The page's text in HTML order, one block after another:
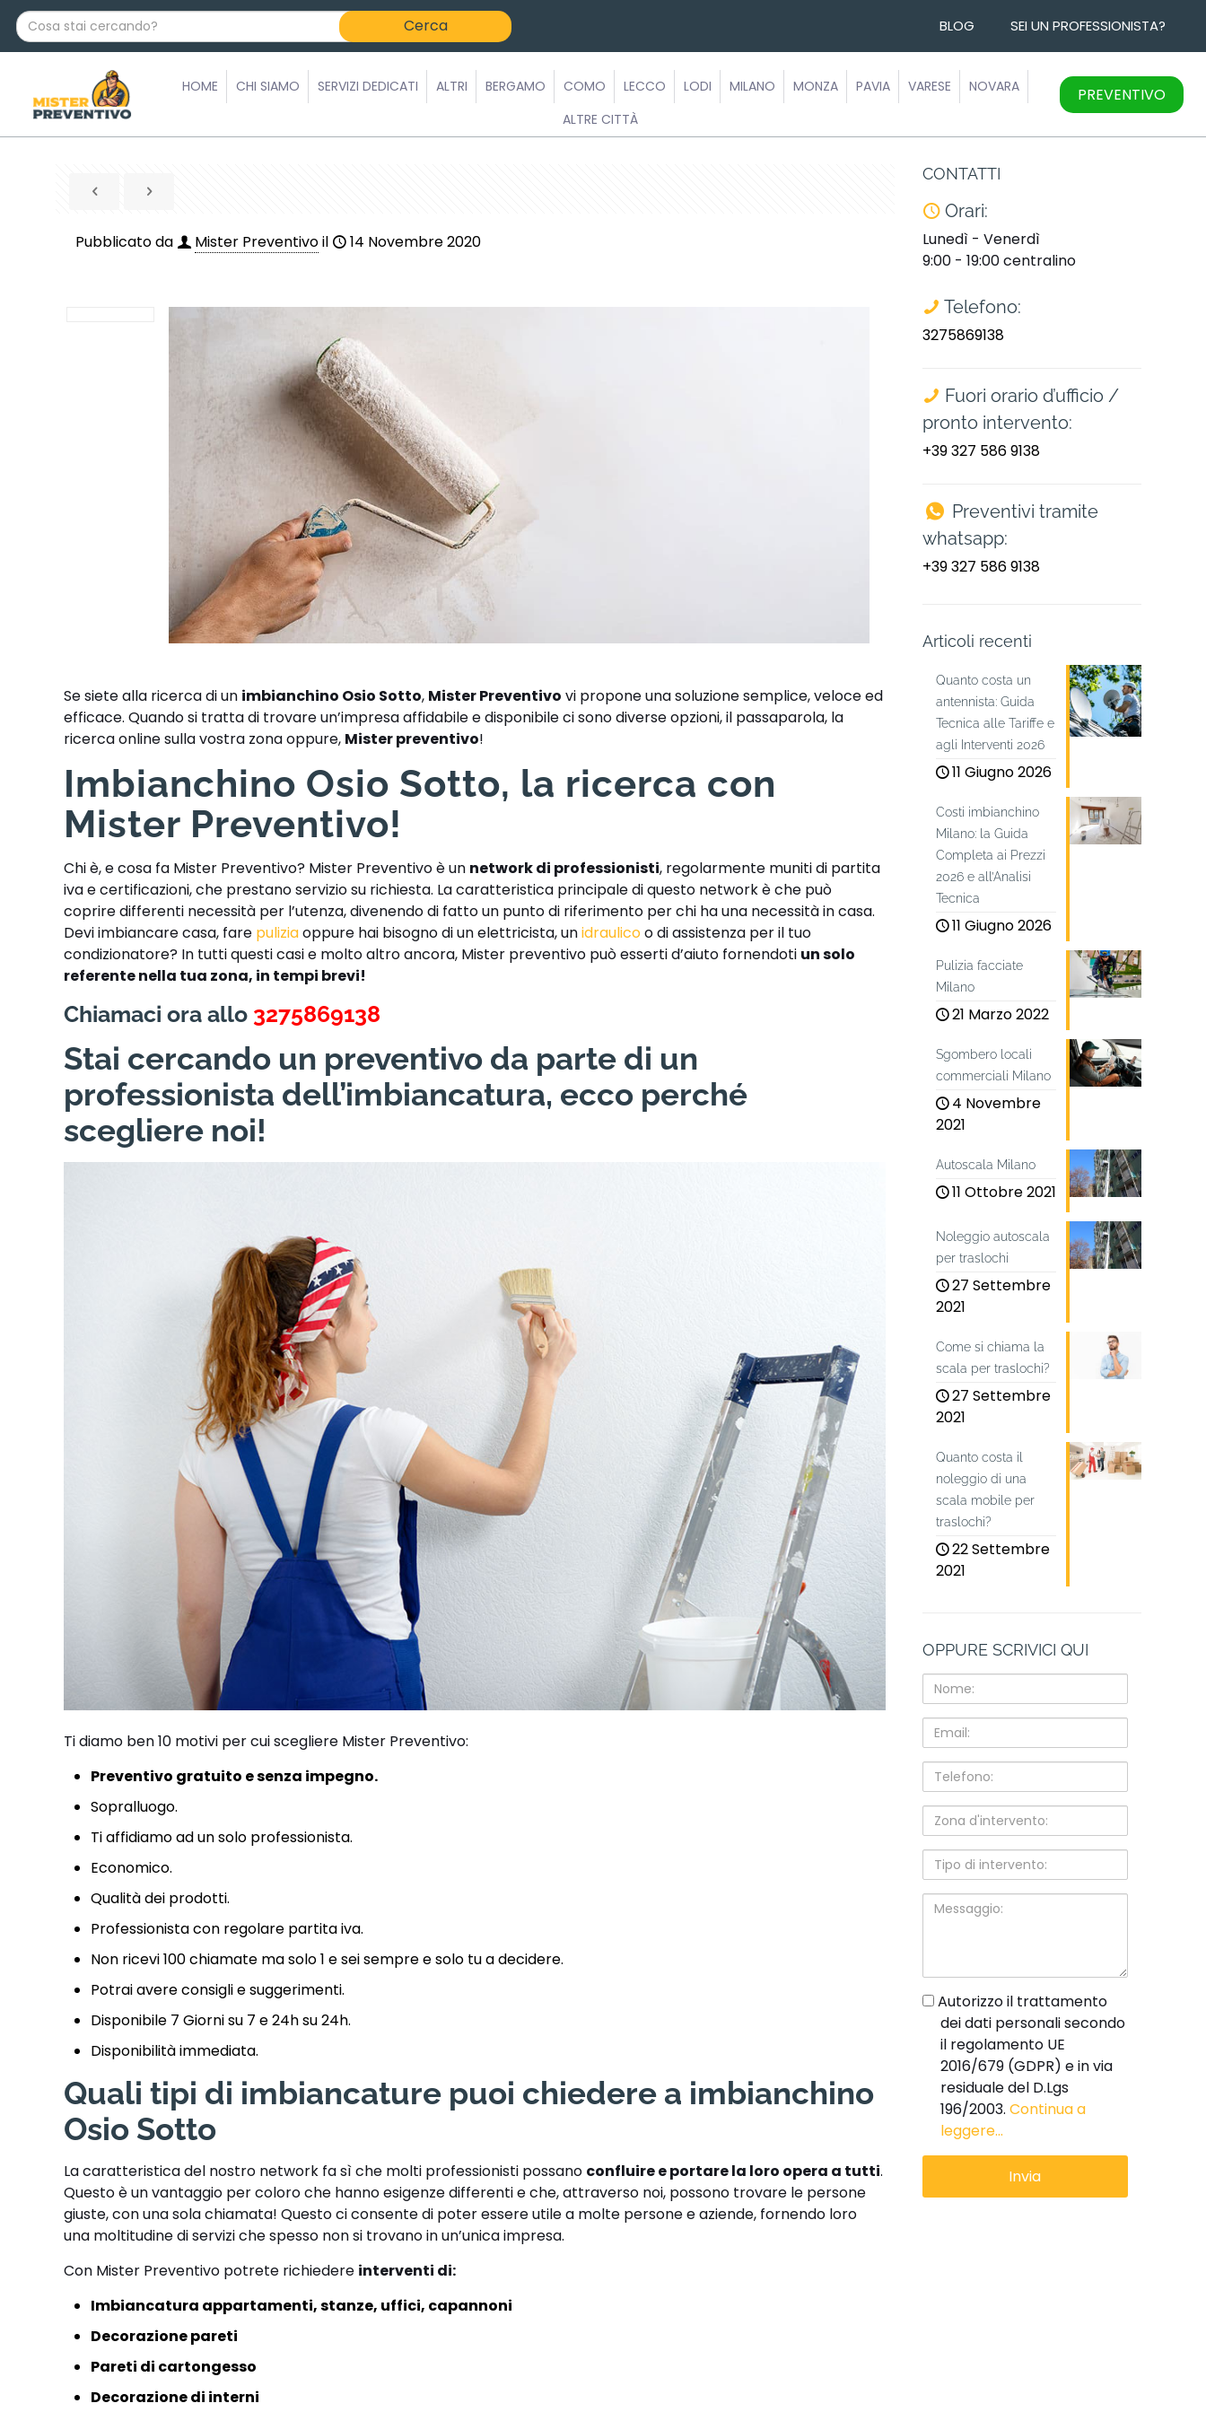
C
o
BLOG SEI UN PROFESSIONISTA?
HOME CHI SIAMO SERVIZI DEDICATI ALTRI BERGAMO COMO LECCO LODI MILANO MONZA PAVIA VARESE
NOVARA
ALTRE CITTÀ
PREVENTIVO
Pubblicato da Mister Preventivoil 14 Novembre 2020
Se siete alla ricerca di un imbianchino Osio Sotto, Mister Preventivo vi propone una soluzione semplice, veloce ed
efficace. Quando si tratta di trovare un’impresa affidabile e disponibile ci sono diverse opzioni, il passaparola, la
ricerca online sulla vostra zona oppure, Mister preventivo!
Imbianchino Osio Sotto, la ricerca con
Mister Preventivo!
Chi è, e cosa fa Mister Preventivo? Mister Preventivo è un network di professionisti, regolarmente muniti di partita
iva e certificazioni, che prestano servizio su richiesta. La caratteristica principale di questo network è che può
coprire differenti necessità per l’utenza, divenendo di fatto un punto di riferimento per chi ha una necessità in casa.
Devi imbiancare casa, fare puliziaoppure hai bisogno di un elettricista, unidraulicoo di assistenza per il tuo
condizionatore? In tutti questi casi e molto altro ancora, Mister preventivo può esserti d’aiuto fornendoti un solo
referente nella tua zona, in tempi brevi!
Chiamaci ora allo 3275869138
Stai cercando un preventivo da parte di un
professionista dell’imbiancatura, ecco perché
scegliere noi!
Ti diamo ben 10 motivi per cui scegliere Mister Preventivo:
Preventivo gratuito e senza impegno.
Sopralluogo.
Ti affidiamo ad un solo professionista.
Economico.
Qualità dei prodotti.
Professionista con regolare partita iva.
Non ricevi 100 chiamate ma solo 1 e sei sempre e solo tu a decidere.
Potrai avere consigli e suggerimenti.
Disponibile 7 Giorni su 7 e 24h su 24h.
Disponibilità immediata.
Quali tipi di imbiancature puoi chiedere a imbianchino
Osio Sotto
La caratteristica del nostro network fa sì che molti professionisti possano confluire e portare la loro opera a tutti.
Questo è un vantaggio per coloro che hanno esigenze differenti e che, attraverso noi, possono trovare le persone
giuste, con una sola chiamata! Questo ci consente di poter essere utile a molte persone e aziende, fornendo loro
una moltitudine di servizi che spesso non si trovano in un’unica impresa.
Con Mister Preventivo potrete richiedere interventi di:
Imbiancatura appartamenti, stanze, uffici, capannoni
Decorazione pareti
Pareti di cartongesso
Decorazione di interni
CONTATTI
Orari:
Lunedì - Venerdì
9:00 - 19:00 centralino
Telefono:
3275869138
Fuori orario d’ufficio /
pronto intervento:
+39 327 586 9138
Preventivi tramite
whatsapp:
+39 327 586 9138
Articoli recenti
Quanto costa un
antennista: Guida
Tecnica alle Tariffe e
agli Interventi 2026
11 Giugno 2026
Costi imbianchino
Milano: la Guida
Completa ai Prezzi
2026 e all’Analisi
Tecnica
11 Giugno 2026
Pulizia facciate
Milano
21 Marzo 2022
Sgombero locali
commerciali Milano
4 Novembre
2021
Autoscala Milano
11 Ottobre 2021
Noleggio autoscala
per traslochi
27 Settembre
2021
Come si chiama la
scala per traslochi?
27 Settembre
2021
Quanto costa il
noleggio di una
scala mobile per
traslochi?
22 Settembre
2021
OPPURE SCRIVICI QUI
Nome:
Email:
Telefono:
Zona
d'intervento:
Tipo
di
intervento:
Messaggio:
gdpr
Autorizzo il trattamento
dei dati personali secondo
il regolamento UE
2016/679 (GDPR) e in via
residuale del D.Lgs
196/2003. Continua a
leggere...